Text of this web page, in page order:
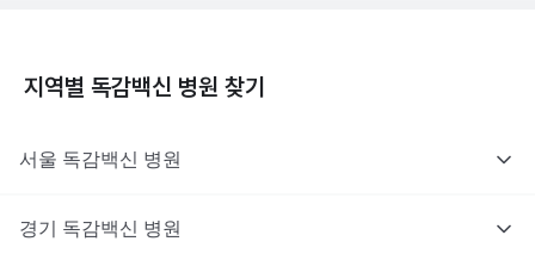
지역별 독감백신 병원 찾기
서울 독감백신 병원
경기 독감백신 병원